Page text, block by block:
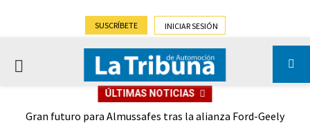
SUSCRÍBETE INICIAR SESIÓN
PRIMARY
ÚLTIMAS NOTICIAS
Gran futuro para Almussafes tras la alianza Ford-Geely